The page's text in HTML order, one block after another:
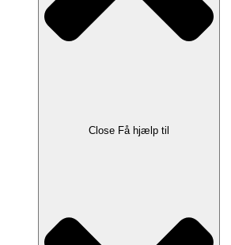
Close Få hjælp til